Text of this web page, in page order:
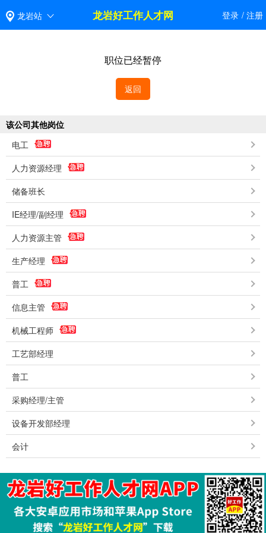
龙岩站 龙岩好工作人才网 登录 / 注册
职位已经暂停
返回
该公司其他岗位
电工
人力资源经理
储备班长
IE经理/副经理
人力资源主管
生产经理
普工
信息主管
机械工程师
工艺部经理
普工
采购经理/主管
设备开发部经理
会计